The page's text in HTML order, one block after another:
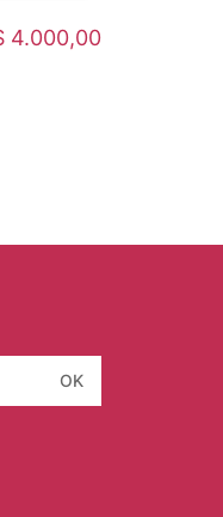
4.000,00